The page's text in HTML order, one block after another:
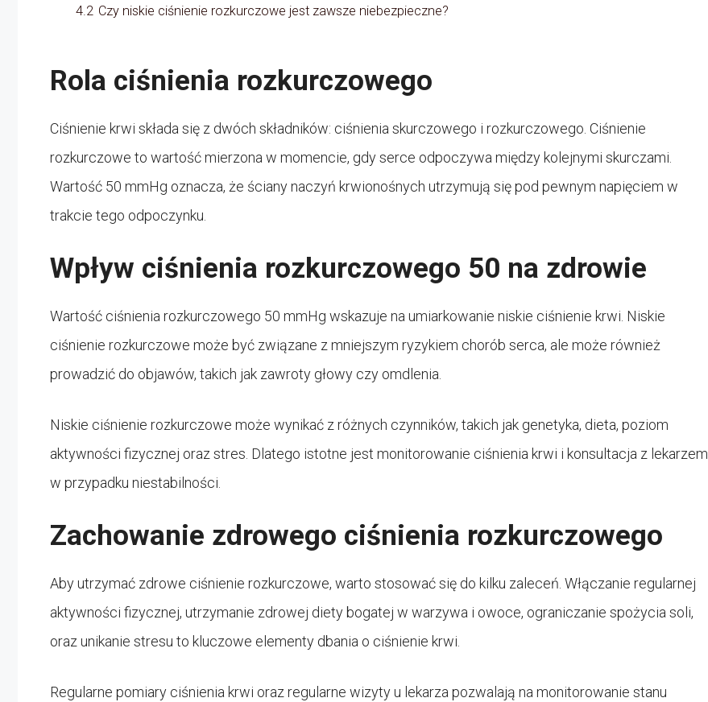
4.2 Czy niskie ciśnienie rozkurczowe jest zawsze niebezpieczne?
Rola ciśnienia rozkurczowego
Ciśnienie krwi składa się z dwóch składników: ciśnienia skurczowego i rozkurczowego. Ciśnienie
rozkurczowe to wartość mierzona w momencie, gdy serce odpoczywa między kolejnymi skurczami.
Wartość 50 mmHg oznacza, że ściany naczyń krwionośnych utrzymują się pod pewnym napięciem w
trakcie tego odpoczynku.
Wpływ ciśnienia rozkurczowego 50 na zdrowie
Wartość ciśnienia rozkurczowego 50 mmHg wskazuje na umiarkowanie niskie ciśnienie krwi. Niskie
ciśnienie rozkurczowe może być związane z mniejszym ryzykiem chorób serca, ale może również
prowadzić do objawów, takich jak zawroty głowy czy omdlenia.
Niskie ciśnienie rozkurczowe może wynikać z różnych czynników, takich jak genetyka, dieta, poziom
aktywności fizycznej oraz stres. Dlatego istotne jest monitorowanie ciśnienia krwi i konsultacja z lekarzem
w przypadku niestabilności.
Zachowanie zdrowego ciśnienia rozkurczowego
Aby utrzymać zdrowe ciśnienie rozkurczowe, warto stosować się do kilku zaleceń. Włączanie regularnej
aktywności fizycznej, utrzymanie zdrowej diety bogatej w warzywa i owoce, ograniczanie spożycia soli,
oraz unikanie stresu to kluczowe elementy dbania o ciśnienie krwi.
Regularne pomiary ciśnienia krwi oraz regularne wizyty u lekarza pozwalają na monitorowanie stanu